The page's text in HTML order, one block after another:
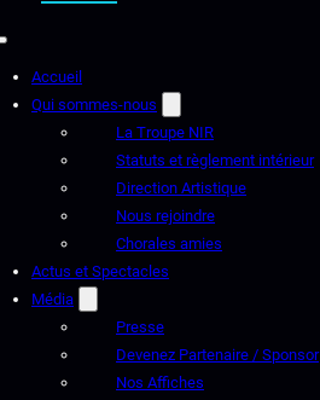
Accueil
Qui sommes-nous
La Troupe NIR
Statuts et règlement intérieur
Direction Artistique
Nous rejoindre
Chorales amies
Actus et Spectacles
Média
Presse
Devenez Partenaire / Sponsor
Nos Affiches